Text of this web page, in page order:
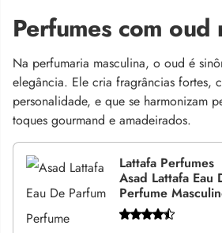
Perfumes com oud
Na perfumaria masculina, o oud é
elegância. Ele cria fragrâncias fortes,
personalidade, e que se harmonizam
toques gourmand e amadeirados.
Lattafa Perfumes
Asad Lattafa Eau
Perfume